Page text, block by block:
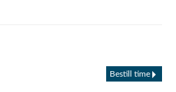
Bestill time